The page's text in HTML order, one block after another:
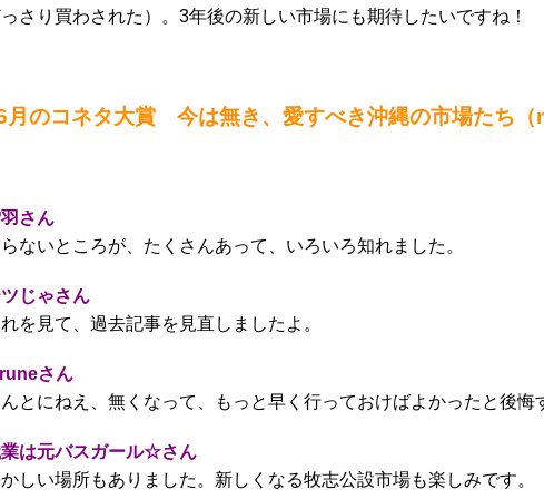
さり買わされた）。3年後の新しい市場にも期待したいですね！
月のコネタ大賞 今は無き、愛すべき沖縄の市場たち
さん
ないところが、たくさんあって、いろいろ知れました。
じゃさん
を見て、過去記事を見直しましたよ。
さん
とにねえ、無くなって、もっと早く行っておけばよかったと後悔
は元バスガール☆さん
しい場所もありました。新しくなる牧志公設市場も楽しみです。